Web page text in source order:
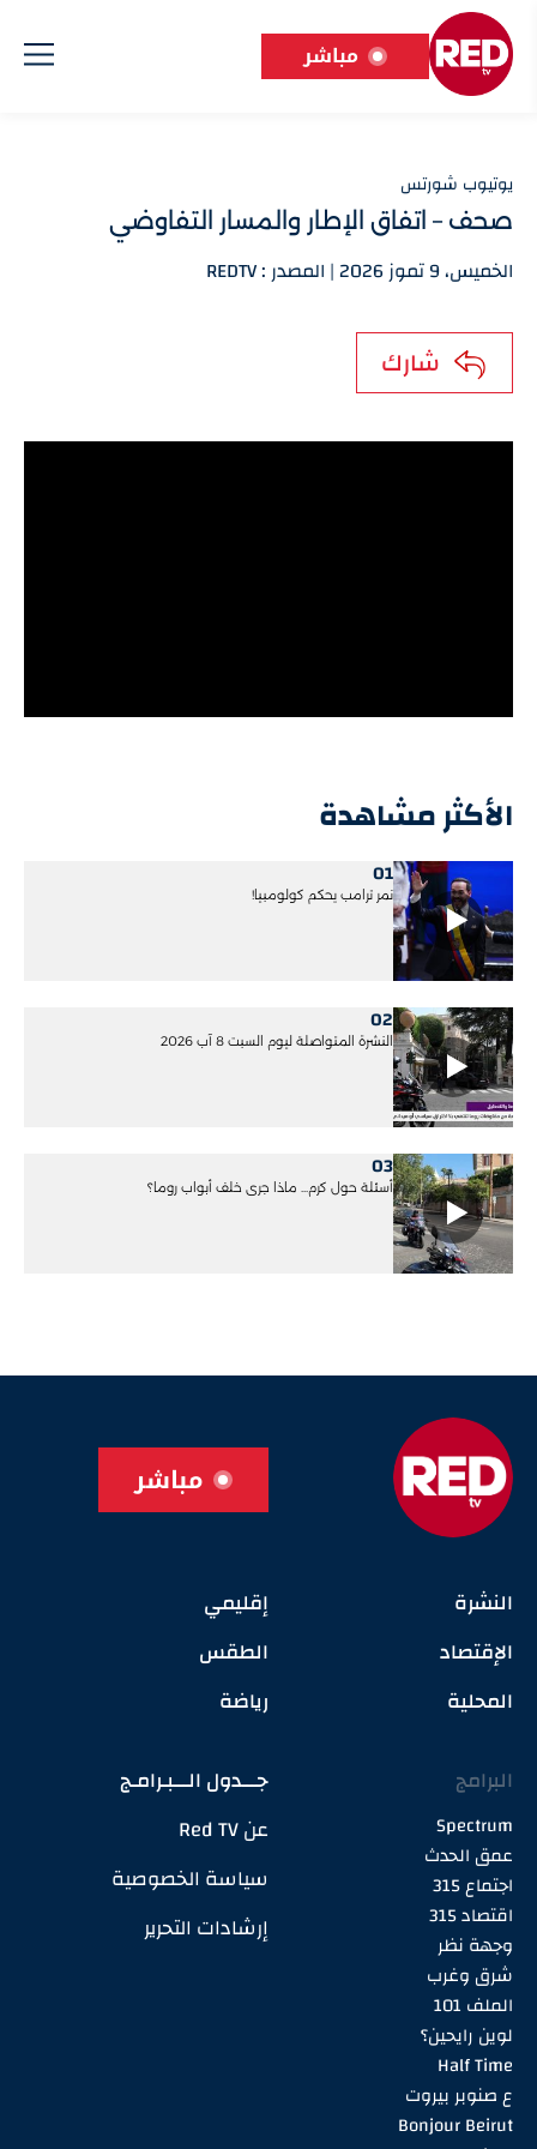
مباشر
يوتيوب شورتس
صحف – اتفاق الإطار والمسار التفاوضي
الخميس، 9 تموز 2026 | المصدر : REDTV
شارك
الأكثر مشاهدة
01
نمر ترامب يحكم كولومبيا!
02
النشرة المتواصلة ليوم السبت 8 آب 2026
03
أسئلة حول كرم... ماذا جرى خلف أبواب روما؟
مباشر
النشرة
الإقتصاد
المحلية
إقليمي
الطقس
رياضة
البرامج
Spectrum
عمق الحدث
اجتماع 315
اقتصاد 315
وجهة نظر
شرق وغرب
الملف 101
لوين رايحين؟
Half Time
ع صنوبر بيروت
Bonjour Beirut
جـــدول الـــبـرامـج
عن Red TV
سياسة الخصوصية
إرشادات التحرير